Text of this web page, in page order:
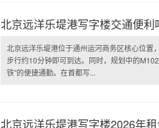
北京远洋乐堤港写字楼交通便利
北京远洋乐堤港位于通州运河商务区核心位置
步行约10分钟即可到达。同时，规划中的
铁"的便捷通勤。在首都写...
北京远洋乐堤港写字楼2026年